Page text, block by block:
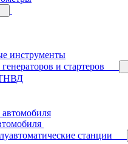
инструменты
и стартеров
станции